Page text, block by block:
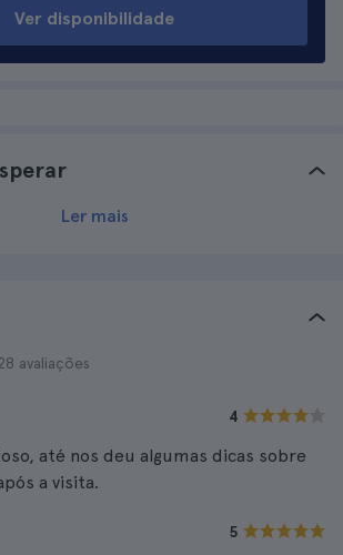
Ver disponibilidade
Ler mais
avaliações
4
até nos deu algumas dicas sobre
a visita.
5